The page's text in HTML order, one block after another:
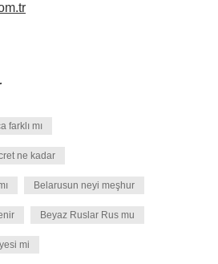
farklı mı
ne kadar
Belarusun neyi meşhur
Beyaz Ruslar Rus mu
mi